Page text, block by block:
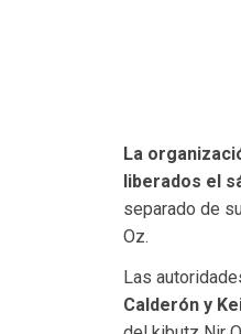
La
liberados el
separado de
Oz.
Las
Calderón y